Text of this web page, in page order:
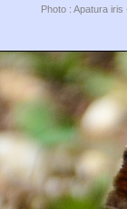
Photo : Apatura